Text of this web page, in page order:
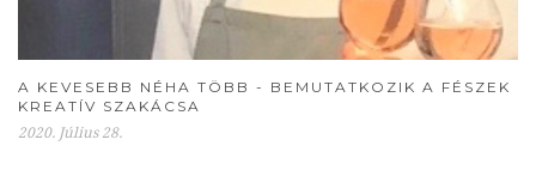
A KEVESEBB NÉHA TÖBB - BEMUTATKOZIK A FÉSZEK
KREATÍV SZAKÁCSA
2020. Július 28.